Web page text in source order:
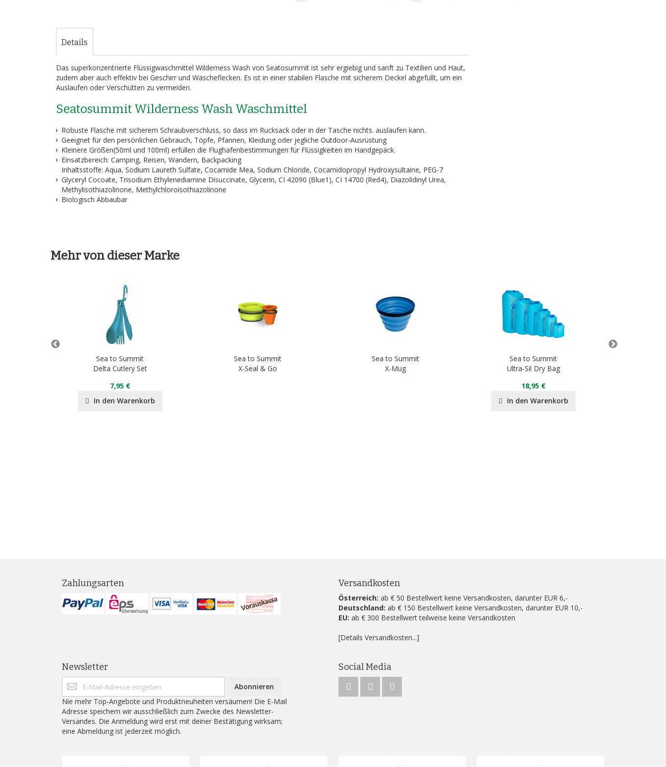
Details
Das superkonzentrierte Flüssigwaschmittel Wilderness Wash von Seatosummit ist sehr ergiebig und sanft zu Textilien und Haut,
zudem aber auch effektiv bei Geschirr und Wäscheflecken. Es ist in einer stabilen Flasche mit sicherem Deckel abgefüllt, um ein
Auslaufen oder Verschütten zu vermeiden.
Seatosummit Wilderness Wash Waschmittel
Robuste Flasche mit sicherem Schraubverschluss, so dass im Rucksack oder in der Tasche nichts. auslaufen kann.
Geeignet für den persönlichen Gebrauch, Töpfe, Pfannen, Kleidung oder jegliche Outdoor-Ausrüstung
Kleinere Größen(50ml und 100ml) erfüllen die Flughafenbestimmungen für Flüssigkeiten im Handgepäck.
Einsatzbereich: Camping, Reisen, Wandern, Backpacking
Inhaltsstoffe: Aqua, Sodium Laureth Sulfate, Cocamide Mea, Sodium Chloride, Cocamidopropyl Hydroxysultaine, PEG-7
Glyceryl Cocoate, Trisodium Ethylenediamine Disuccinate, Glycerin, CI 42090 (Blue1), CI 14700 (Red4), Diazolidinyl Urea,
Methylisothiazolinone, Methylchloroisothiazolinone
Biologisch Abbaubar
Mehr von dieser Marke
Sea to Summit
Delta Cutlery Set
7,95 €
In den Warenkorb
Sea to Summit
X-Seal & Go
Sea to Summit
X-Mug
Sea to Summit
Ultra-Sil Dry Bag
18,95 €
In den Warenkorb
Zahlungsarten Versandkosten
Österreich: ab € 50 Bestellwert keine Versandkosten, darunter EUR 6,-
Deutschland: ab € 150 Bestellwert keine Versandkosten, darunter EUR 10,-
EU: ab € 300 Bestellwert teilweise keine Versandkosten
[Details Versandkosten...]
Newsletter
Abonnieren
Nie mehr Top-Angebote und Produktneuheiten versäumen! Die E-Mail
Adresse speichern wir ausschließlich zum Zwecke des Newsletter-
Versandes. Die Anmeldung wird erst mit deiner Bestätigung wirksam;
eine Abmeldung ist jederzeit möglich.
Social Media